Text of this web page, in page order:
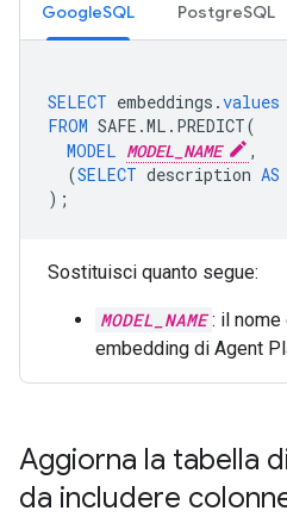
GoogleSQL PostgreSQL
SELECT embeddings .values
FROM SAFE .ML . PREDICT(
MODEL MODEL_NAME
,
(SELECT description AS
);
Sostituisci quanto segue:
MODEL_NAME : il
embedding di Agent
Aggiorna la tabella
da includere